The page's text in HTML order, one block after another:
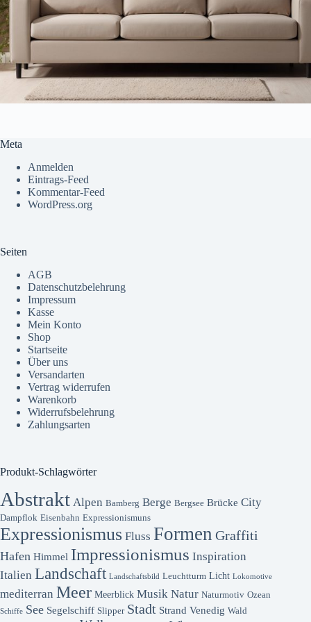
Meta
Anmelden
Eintrags-Feed
Kommentar-Feed
WordPress.org
Seiten
AGB
Datenschutzbelehrung
Impressum
Kasse
Mein Konto
Shop
Startseite
Über uns
Versandarten
Vertrag widerrufen
Warenkorb
Widerrufsbelehrung
Zahlungsarten
Produkt-Schlagwörter
Abstrakt Alpen Bamberg Berge Bergsee Brücke City
Dampflok Eisenbahn Expressionismuns
Expressionismus Fluss Formen Graffiti
Hafen Himmel Impressionismus Inspiration
Italien Landschaft Landschaftsbild Leuchtturm Licht Lokomotive
mediterran Meer Meerblick Musik Natur Naturmotiv Ozean
Schiffe See Segelschiff Slipper Stadt Strand Venedig Wald